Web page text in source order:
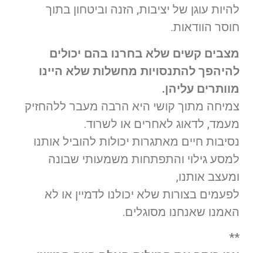
להיות עוגן של יציבות, הזנה וביטחון בתוך
חוסר הוודאות.
מצבים קשים שלא בחרנו בהם יכולים
להיהפך להתנסויות מחשלות שלא היינו
מוותרים עליהן.
צמיחה מתוך קושי היא הרבה מעבר ללהחזיק
מעמד, לדאוג לאחרים או לשרוד.
נסיבות חיים מאתגרות יכולות להוביל אותנו
למסע גילוי והתפתחות משמעותי שבונה
ומעצב אותנו,
לפעמים בצורות שלא יכולנו לדמיין או לא
האמנו שאנחנו מסוגלים.
**